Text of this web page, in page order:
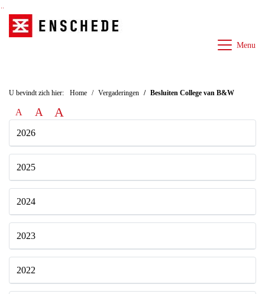
Menu
U bevindt zich hier: Home Vergaderingen Besluiten College van B&W
A A A
2026
2025
2024
2023
2022